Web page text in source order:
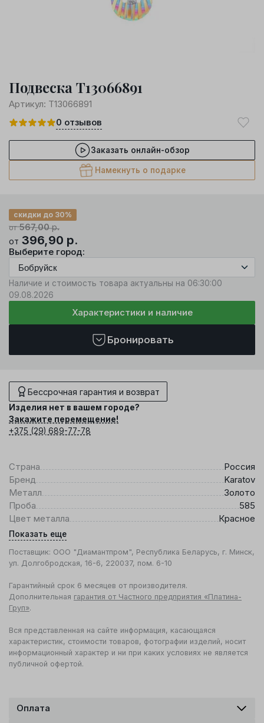
Подвеска Т13066891
Артикул: Т13066891
0 отзывов
Заказать онлайн-обзор
Намекнуть о подарке
от567,00р.
скидки до 30%
от 396,90 р.
Выберите город:
Наличие и стоимость товара актуальны на 06:30:00
09.08.2026
Характеристики и наличие
Бронировать
Бессрочная гарантия и возврат
Изделия нет в вашем городе?
Закажите перемещение!
+375 (29) 689-77-78
Страна
Россия
Бренд
Karatov
Металл
Золото
Проба
585
Цвет металла
Красное
Показать еще
Поставщик: ООО "Диамантпром", Республика Беларусь, г. Минск,
ул. Долгобродская, 16-6, 220037, пом. 6-10
Гарантийный срок 6 месяцев от производителя.
Дополнительная гарантия от Частного предприятия «Платина-
Груп».
Вся представленная на сайте информация, касающаяся
характеристик, стоимости товаров, фотографии изделий, носит
информационный характер и ни при каких условиях не является
публичной офертой.
Оплата